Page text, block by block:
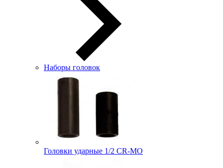
Наборы головок
Головки ударные 1/2 CR-MO